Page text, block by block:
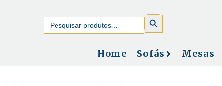
Search
for:
SEARCH
BUTTON
Home Sofás Mesas